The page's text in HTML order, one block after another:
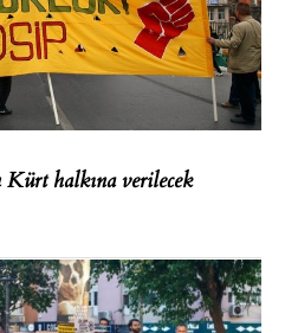
Kürt halkına verilecek